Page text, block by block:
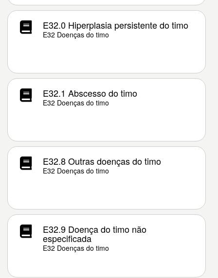
E32.0 Hiperplasia persistente do timo
E32 Doenças do timo
E32.1 Abscesso do timo
E32 Doenças do timo
E32.8 Outras doenças do timo
E32 Doenças do timo
E32.9 Doença do timo não
especificada
E32 Doenças do timo